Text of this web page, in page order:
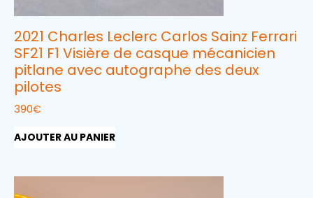
2021 Charles Leclerc Carlos Sainz Ferrari
SF21 F1 Visière de casque mécanicien
pitlane avec autographe des deux
pilotes
390€
AJOUTER AU PANIER